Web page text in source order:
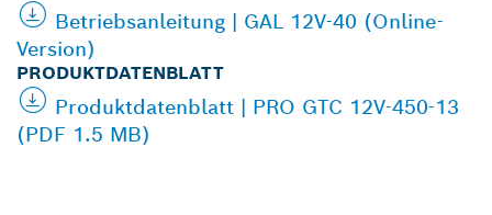
Betriebsanleitung | GAL 12V-40 (Online-
Version)
PRODUKTDATENBLATT
Produktdatenblatt | PRO GTC 12V-450-13
(PDF 1.5 MB)